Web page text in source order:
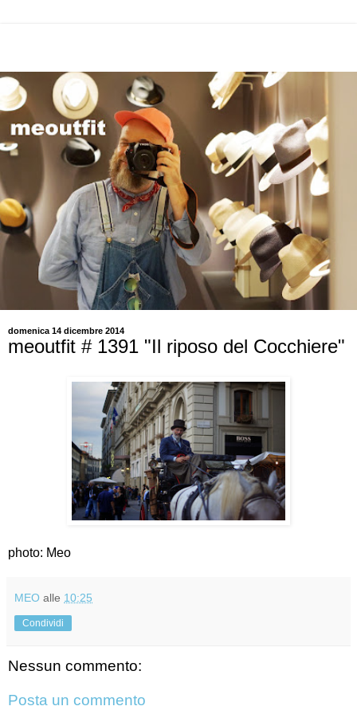
domenica 14 dicembre 2014
meoutfit # 1391 "Il riposo del Cocchiere"
photo: Meo
MEO alle 10:25
Condividi
Nessun commento:
Posta un commento